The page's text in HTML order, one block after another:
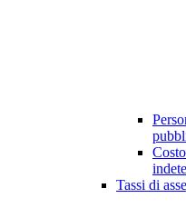
Tassi di